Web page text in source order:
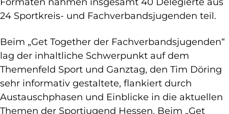
24 Sportkreis- und Fachverbandsjugenden teil.
Beim „Get Together der Fachverbandsjugenden“
lag der inhaltliche Schwerpunkt auf dem
Themenfeld Sport und Ganztag, den Tim Döring
sehr informativ gestaltete, flankiert durch
Austauschphasen und Einblicke in die aktuellen
Themen der Sportjugend Hessen. Beim „Get